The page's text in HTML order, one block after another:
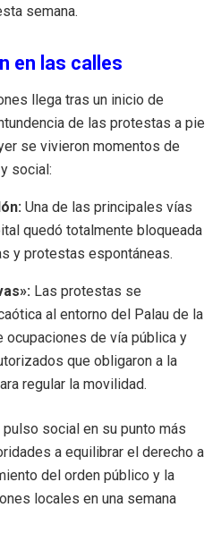
semana.
en las calles
llega tras un inicio de
de las protestas a pie
se vivieron momentos de
social:
Una de las principales vías
quedó totalmente bloqueada
y protestas espontáneas.
Las protestas se
al entorno del Palau de la
ocupaciones de vía pública y
que obligaron a la
regular la movilidad.
social en su punto más
a equilibrar el derecho a
del orden público y la
locales en una semana